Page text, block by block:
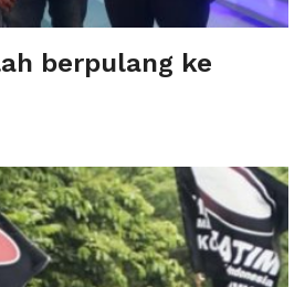
berpulang ke